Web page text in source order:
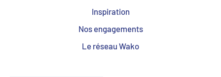
Inspiration
Nos engagements
Le réseau Wako